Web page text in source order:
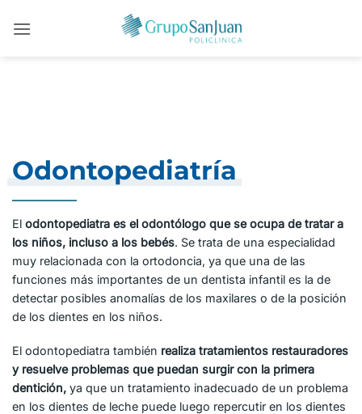
Odontopediatría
El odontopediatra es el odontólogo que se ocupa de tratar a
los niños, incluso a los bebés. Se trata de una especialidad
muy relacionada con la ortodoncia, ya que una de las
funciones más importantes de un dentista infantil es la de
detectar posibles anomalías de los maxilares o de la posición
de los dientes en los niños.
El odontopediatra también realiza tratamientos restauradores
y resuelve problemas que puedan surgir con la primera
dentición, ya que un tratamiento inadecuado de un problema
en los dientes de leche puede luego repercutir en los dientes